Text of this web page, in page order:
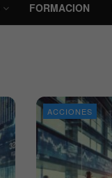
FORMACION
ACCIONES